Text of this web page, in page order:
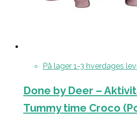
På lager 1-3 hverdages
Done by Deer –
Tummy time Croco